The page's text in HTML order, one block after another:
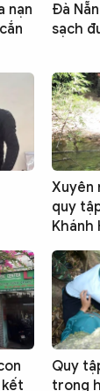
nạn
Đà
sạch
Xuyên
quy
Khánh
Quy
trong